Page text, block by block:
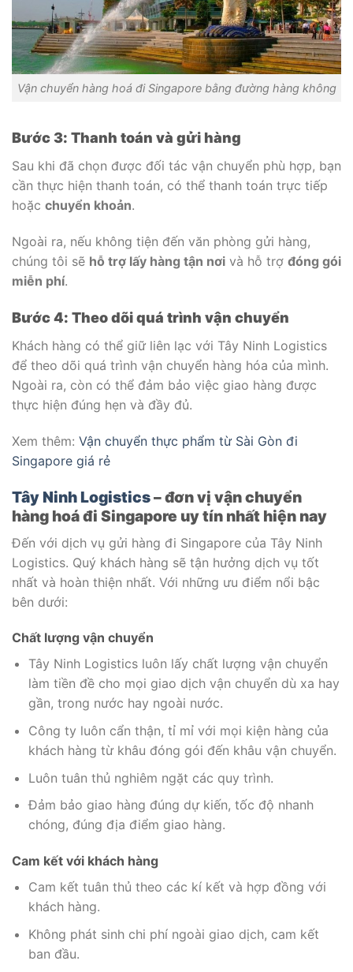
Vận chuyển hàng hoá đi Singapore bằng đường hàng không
Bước 3: Thanh toán và gửi hàng
Sau khi đã chọn được đối tác vận chuyển phù hợp, bạn
cần thực hiện thanh toán, có thể thanh toán trực tiếp
hoặc chuyển khoản.
Ngoài ra, nếu không tiện đến văn phòng gửi hàng,
chúng tôi sẽ hỗ trợ lấy hàng tận nơi và hỗ trợ đóng gói
miễn phí.
Bước 4: Theo dõi quá trình vận chuyển
Khách hàng có thể giữ liên lạc với Tây Ninh Logistics
để theo dõi quá trình vận chuyển hàng hóa của mình.
Ngoài ra, còn có thể đảm bảo việc giao hàng được
thực hiện đúng hẹn và đầy đủ.
Xem thêm: Vận chuyển thực phẩm từ Sài Gòn đi
Singapore giá rẻ
Tây Ninh Logistics– đơn vị vận chuyển
hàng hoá đi Singapore uy tín nhất hiện nay
Đến với dịch vụ gửi hàng đi Singapore của Tây Ninh
Logistics. Quý khách hàng sẽ tận hưởng dịch vụ tốt
nhất và hoàn thiện nhất. Với những ưu điểm nổi bậc
bên dưới:
Chất lượng vận chuyển
Tây Ninh Logistics luôn lấy chất lượng vận chuyển
làm tiền đề cho mọi giao dịch vận chuyển dù xa hay
gần, trong nước hay ngoài nước.
Công ty luôn cẩn thận, tỉ mỉ với mọi kiện hàng của
khách hàng từ khâu đóng gói đến khâu vận chuyển.
Luôn tuân thủ nghiêm ngặt các quy trình.
Đảm bảo giao hàng đúng dự kiến, tốc độ nhanh
chóng, đúng địa điểm giao hàng.
Cam kết với khách hàng
Cam kết tuân thủ theo các kí kết và hợp đồng với
khách hàng.
Không phát sinh chi phí ngoài giao dịch, cam kết
ban đầu.